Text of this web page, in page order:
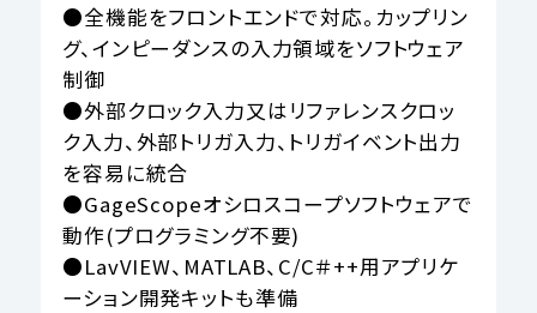
●全機能をフロントエンドで対応。カップリン
グ、インピーダンスの入力領域をソフトウェア
制御
●外部クロック入力又はリファレンスクロッ
ク入力、外部トリガ入力、トリガイベント出力
を容易に統合
●GageScopeオシロスコープソフトウェアで
動作(プログラミング不要)
●LavVIEW、MATLAB、C/C＃++用アプリケ
ーション開発キットも準備